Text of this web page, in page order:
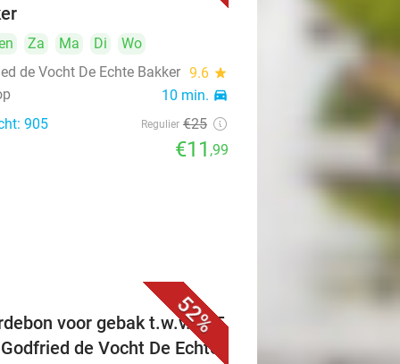
Za Ma Di
Wo
de Vocht De Echte Bakker 9.6 star
10 min. directions_car
905 Regulier €25
€11 ,99
52%
voor gebak t.w.v. €25
de Vocht De Echte